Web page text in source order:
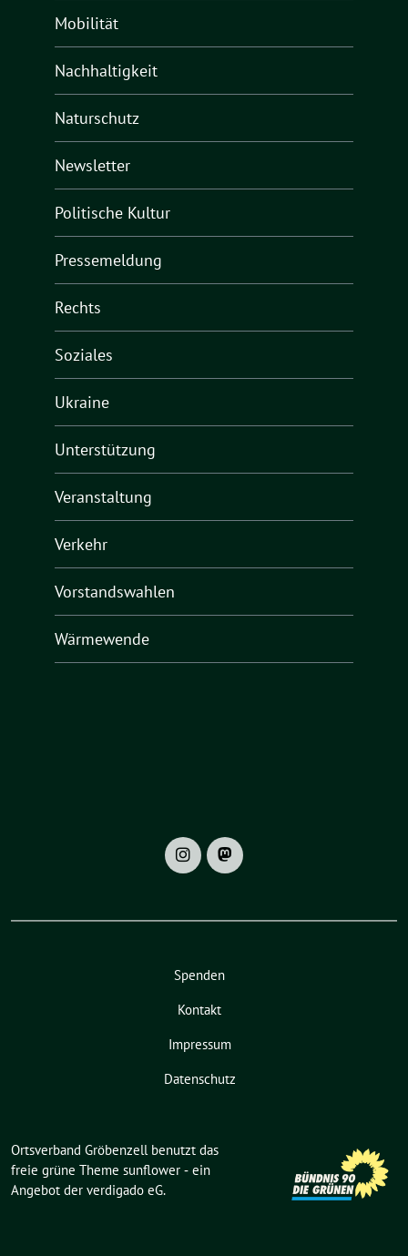
Mobilität
Nachhaltigkeit
Naturschutz
Newsletter
Politische Kultur
Pressemeldung
Rechts
Soziales
Ukraine
Unterstützung
Veranstaltung
Verkehr
Vorstandswahlen
Wärmewende
Spenden
Kontakt
Impressum
Datenschutz
Ortsverband Gröbenzell benutzt das
freie grüne Theme sunflower ‐ ein
Angebot der verdigado eG.